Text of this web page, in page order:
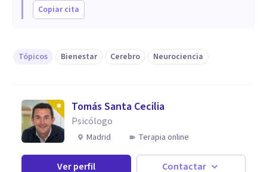
Copiar cita
Tópicos Bienestar Cerebro Neurociencia
Tomás Santa Cecilia
Psicólogo
Madrid Terapia online
Ver perfil Contactar